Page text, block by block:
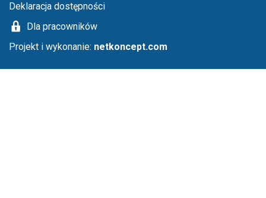
Deklaracja dostępności
Dla pracowników
Projekt i wykonanie: netkoncept.com